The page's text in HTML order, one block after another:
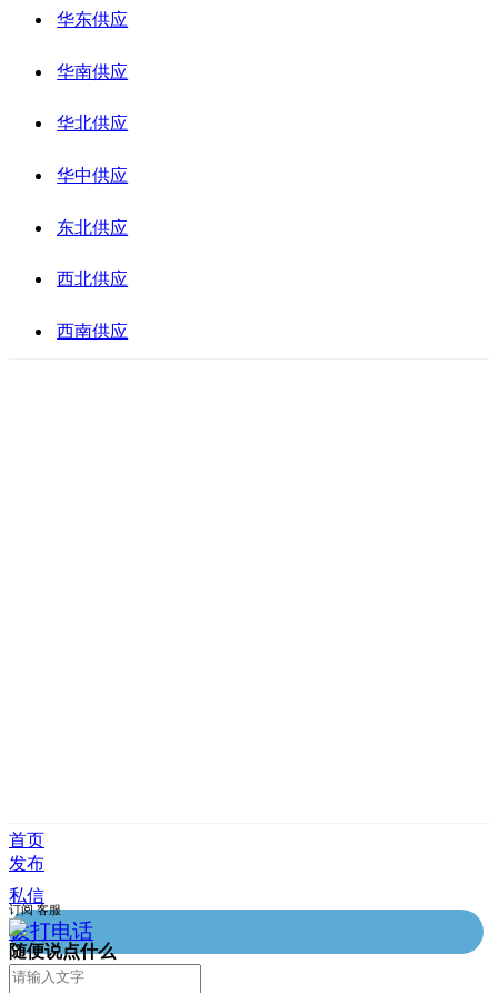
华东供应
华南供应
华北供应
华中供应
东北供应
西北供应
西南供应
首页
发布
私信
拨打电话
订阅 客服
随便说点什么